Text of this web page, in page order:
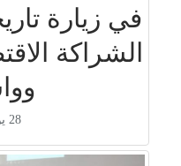
في زيارة
الشراكة
28 يوليو 2026